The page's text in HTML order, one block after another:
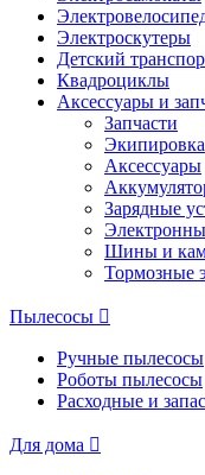
Электроскутеры
Детский
Квадроциклы
Аксессуары и
Запчасти
Экипировка
Аксессуары
Зарядные
Шины и
Тормозные
Пылесосы
Ручные пылесосы
Роботы пылесосы
Расходные и
Для дома